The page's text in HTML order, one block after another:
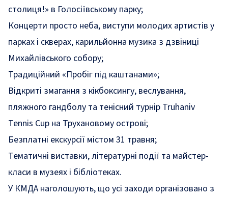
столиця!» в Голосіївському парку;
Концерти просто неба, виступи молодих артистів у
парках і скверах, карильйонна музика з дзвіниці
Михайлівського собору;
Традиційний «Пробіг під каштанами»;
Відкриті змагання з кікбоксингу, веслування,
пляжного гандболу та тенісний турнір Truhaniv
Tennis Cup на Трухановому острові;
Безплатні екскурсії містом 31 травня;
Тематичні виставки, літературні події та майстер-
класи в музеях і бібліотеках.
У КМДА наголошують, що усі заходи організовано з